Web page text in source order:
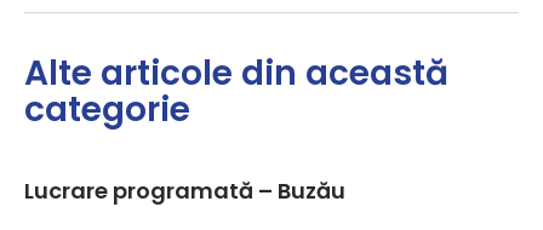
Alte articole din această
categorie
Lucrare programată – Buzău